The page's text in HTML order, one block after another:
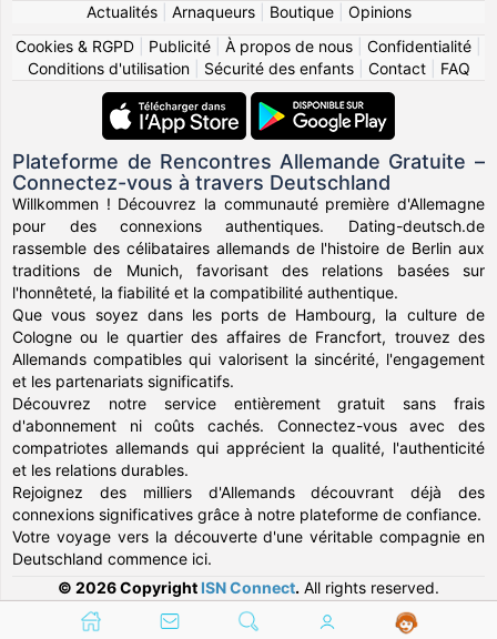
Actualités| Arnaqueurs| Boutique| Opinions
Cookies & RGPD
Publicité À propos de nous Confidentialité
Conditions d'utilisation| Sécurité des enfants| Contact| FAQ
Plateforme de Rencontres Allemande Gratuite –
Connectez-vous à travers Deutschland
Willkommen ! Découvrez la communauté première d'Allemagne
pour des connexions authentiques. Dating-deutsch.de
rassemble des célibataires allemands de l'histoire de Berlin aux
traditions de Munich, favorisant des relations basées sur
l'honnêteté, la fiabilité et la compatibilité authentique.
Que vous soyez dans les ports de Hambourg, la culture de
Cologne ou le quartier des affaires de Francfort, trouvez des
Allemands compatibles qui valorisent la sincérité, l'engagement
et les partenariats significatifs.
Découvrez notre service entièrement gratuit sans frais
d'abonnement ni coûts cachés. Connectez-vous avec des
compatriotes allemands qui apprécient la qualité, l'authenticité
et les relations durables.
Rejoignez des milliers d'Allemands découvrant déjà des
connexions significatives grâce à notre plateforme de confiance.
Votre voyage vers la découverte d'une véritable compagnie en
Deutschland commence ici.
© 2026 Copyright ISN Connect. All rights reserved.